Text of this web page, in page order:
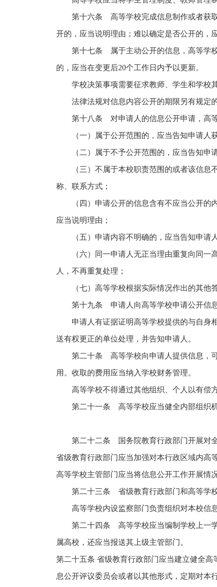
第十六条 高等学校完成信息制作或者获取
开的，应当说明理由；难以确定是否公开的，
第十七条 属于主动公开的信息，高等学校
的，应当在变更后20个工作日内予以更新。
学校决策事项需要征求教师、学生和学校其
法律法规对信息内容公开的期限另有规定
第十八条 对申请人的信息公开申请，高等
（一）属于公开范围的，应当告知申请人
（二）属于不予公开范围的，应当告知申
（三）不属于本校职责范围的或者该信息不
称、联系方式；
（四）申请公开的信息含有不应当公开的内
应当说明理由；
（五）申请内容不明确的，应当告知申请
（六）同一申请人无正当理由重复向同一高
人，不再重复处理；
（七）高等学校根据实际情况作出的其他
第十九条 申请人向高等学校申请公开信息
申请人有证据证明高等学校提供的与自身相
送有权更正的单位处理，并告知申请人。
第二十条 高等学校向申请人提供信息，可
用。收取的费用应当纳入学校财务管理。
高等学校不得通过其他组织、个人以有偿
第二十一条 高等学校应当健全内部组织机
第二十二条 国务院教育行政部门开展对全
省级教育行政部门应当加强对本行政区域内高
高等学校主管部门应当将信息公开工作开展情
第二十三条 省级教育行政部门和高等学校
高等学校内设监察部门负责组织对本校信息
第二十四条 高等学校应当编制学校上一学
属高校，还应当报送其上级主管部门。
第二十五条 省级教育行政部门应当建立健全
息公开评议委员会或者以其他形式，定期对本